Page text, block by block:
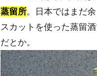
蒸留所。日本ではまだ
スカットを使った蒸留
だとか。